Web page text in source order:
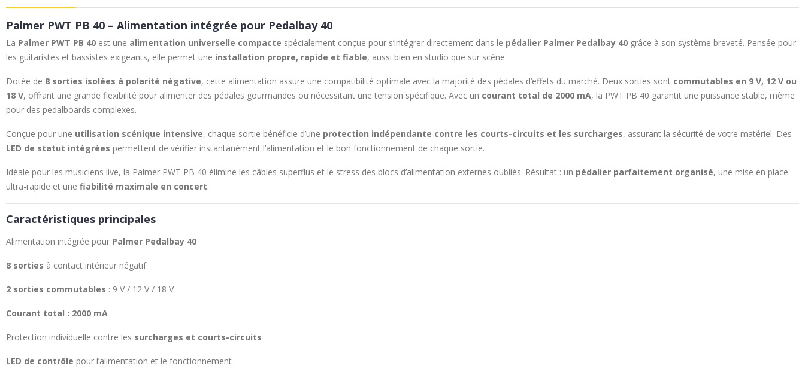
Palmer PWT PB 40 – Alimentation intégrée pour Pedalbay 40
La Palmer PWT PB 40 est une alimentation universelle compacte spécialement conçue pour s’intégrer directement dans le pédalier Palmer Pedalbay 40 grâce à son système breveté. Pensée pour
les guitaristes et bassistes exigeants, elle permet une installation propre, rapide et fiable, aussi bien en studio que sur scène.
Dotée de 8 sorties isolées à polarité négative, cette alimentation assure une compatibilité optimale avec la majorité des pédales d’effets du marché. Deux sorties sont commutables en 9 V, 12 V ou
18 V, offrant une grande flexibilité pour alimenter des pédales gourmandes ou nécessitant une tension spécifique. Avec un courant total de 2000 mA, la PWT PB 40 garantit une puissance stable, même
pour des pedalboards complexes.
Conçue pour une utilisation scénique intensive, chaque sortie bénéficie d’une protection indépendante contre les courts-circuits et les surcharges, assurant la sécurité de votre matériel. Des
LED de statut intégrées permettent de vérifier instantanément l’alimentation et le bon fonctionnement de chaque sortie.
Idéale pour les musiciens live, la Palmer PWT PB 40 élimine les câbles superflus et le stress des blocs d’alimentation externes oubliés. Résultat : un pédalier parfaitement organisé, une mise en place
ultra-rapide et une fiabilité maximale en concert.
Caractéristiques principales
Alimentation intégrée pour Palmer Pedalbay 40
8 sorties à contact intérieur négatif
2 sorties commutables : 9 V / 12 V / 18 V
Courant total : 2000 mA
Protection individuelle contre les surcharges et courts-circuits
LED de contrôle pour l’alimentation et le fonctionnement